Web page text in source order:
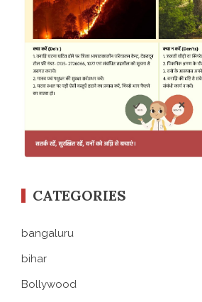
CATEGORIES
bangaluru
bihar
Bollywood